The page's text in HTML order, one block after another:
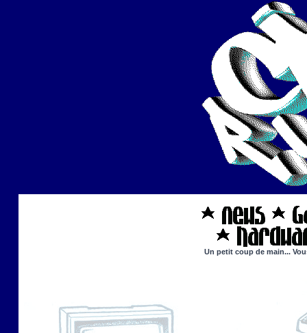
Un petit coup de main...